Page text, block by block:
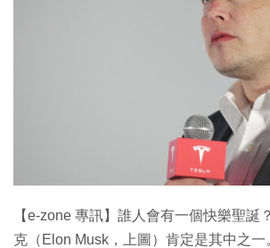
【e-zone 專訊】誰人會有一個快樂聖誕
克（Elon Musk，上圖）肯定是其中之一